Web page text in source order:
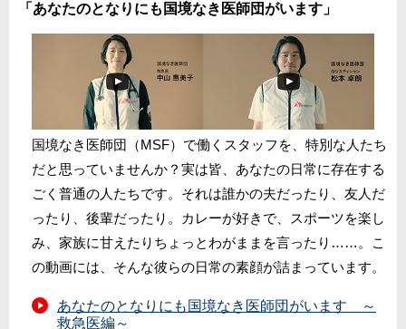
「あなたのとなりにも国境なき医師団がいます」
国境なき医師団（MSF）で働くスタッフを、特別な人たち
だと思っていませんか？実は皆、あなたの日常に存在する
ごく普通の人たちです。それは誰かの夫だったり、友人だ
ったり、後輩だったり。カレーが好きで、スポーツを楽し
み、家族に甘えたりちょっとわがままを言ったり……。こ
の動画には、そんな彼らの日常の素顔が詰まっています。
あなたのとなりにも国境なき医師団がいます ～
救急医編～